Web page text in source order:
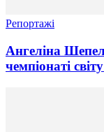
Репортажі
Ангеліна
чемпіонаті